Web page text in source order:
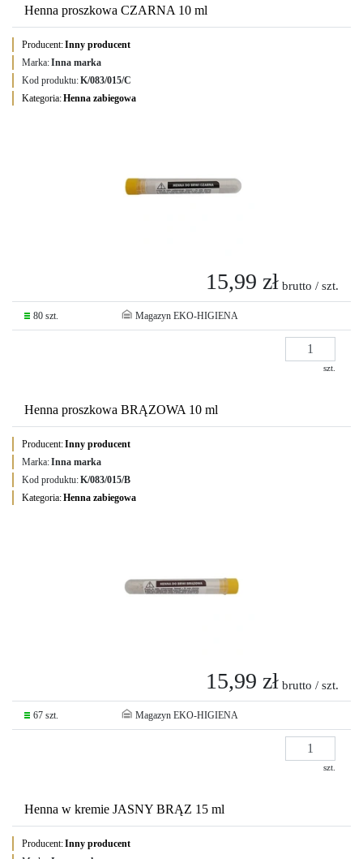
Henna proszkowa CZARNA 10 ml
Producent:Inny producent
Marka:Inna marka
Kod produktu:K/083/015/C
Kategoria:Henna zabiegowa
15,99 zł brutto / szt.
80 szt. Magazyn EKO-HIGIENA
szt.
Henna proszkowa BRĄZOWA 10 ml
Producent:Inny producent
Marka:Inna marka
Kod produktu:K/083/015/B
Kategoria:Henna zabiegowa
15,99 zł brutto / szt.
67 szt. Magazyn EKO-HIGIENA
szt.
Henna w kremie JASNY BRĄZ 15 ml
Producent:Inny producent